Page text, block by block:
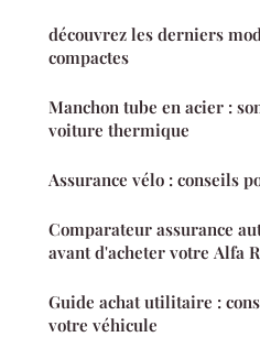
découvrez les derniers
compactes
Manchon tube en acier :
voiture thermique
Assurance vélo : conseils
Comparateur assurance
avant d'acheter votre Alfa
Guide achat utilitaire :
votre véhicule